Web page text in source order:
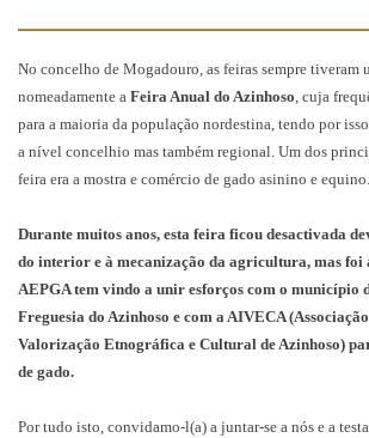
No concelho de Mogadouro, as feiras sempre tiveram
nomeadamente a Feira Anual do Azinhoso, cuja
para a maioria da população nordestina, tendo por
a nível concelhio mas também regional. Um dos
feira era a mostra e comércio de gado asinino e equino.
Durante muitos anos, esta feira ficou desactivada
do interior e à mecanização da agricultura, mas foi
AEPGA tem vindo a unir esforços com o município
Freguesia do Azinhoso e com a AIVECA
Valorização Etnográfica e Cultural de Azinhoso)
de gado.
Por tudo isto, convidamo-l(a) a juntar-se a nós e a